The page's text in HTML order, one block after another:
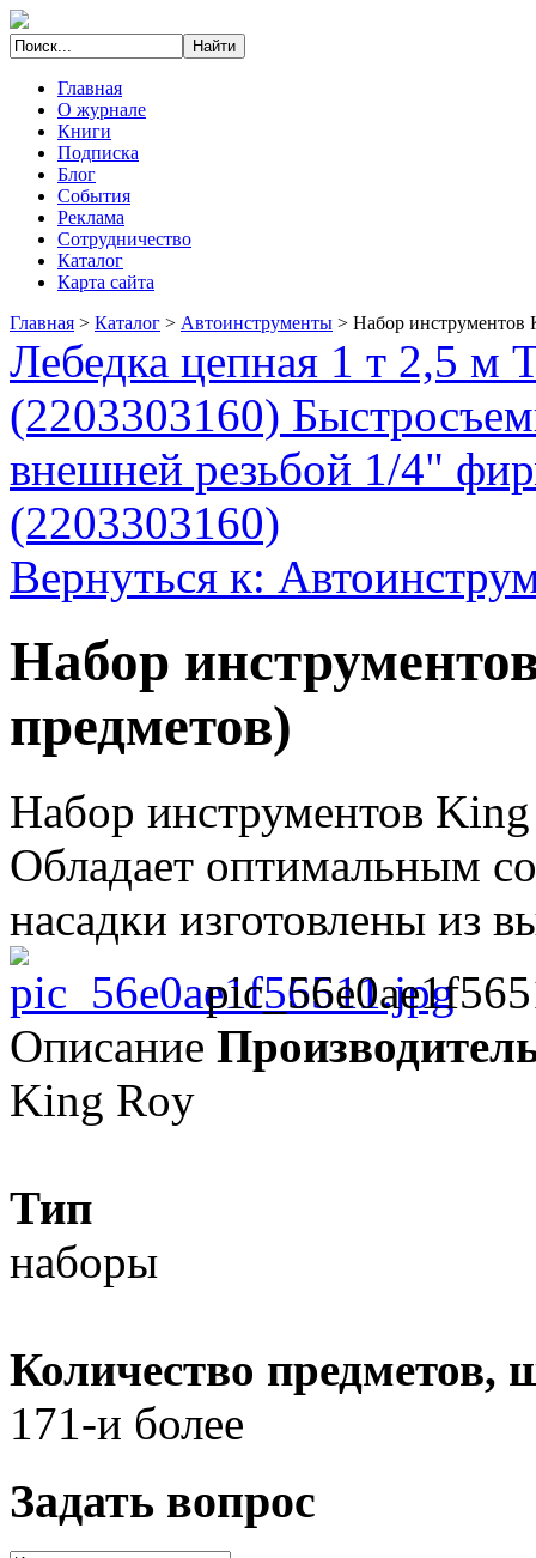
Главная
О журнале
Книги
Подписка
Блог
События
Реклама
Сотрудничество
Каталог
Карта сайта
Главная > Каталог > Автоинструменты > Набор инструментов
Лебедка цепная 1 т 2,5 м
(2203303160)
внешней резьбой 1/4"
(2203303160)
Вернуться к:
Набор
предметов)
Набор инструментов
Обладает оптимальным
насадки изготовлены из
Описание
King Roy
Тип
наборы
Количество предметов,
171-и более
Задать вопрос